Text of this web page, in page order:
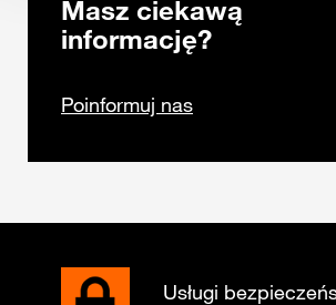
Masz ciekawą
informację?
Poinformuj nas
Usługi